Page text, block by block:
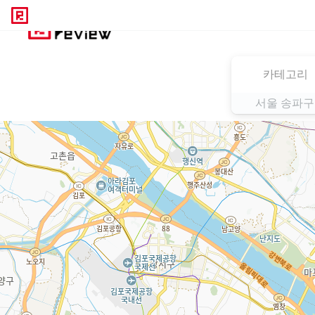
카테고리
서울 송파구